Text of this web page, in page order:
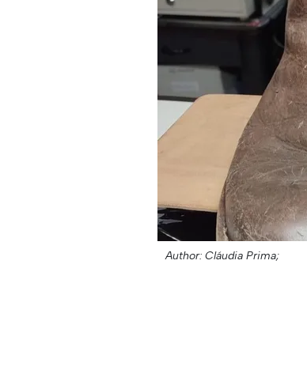
Author: Cláudia Prima;